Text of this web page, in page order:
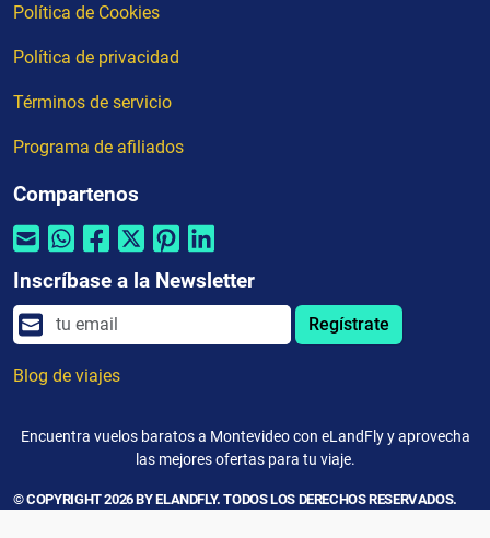
Política de Cookies
Política de privacidad
Términos de servicio
Programa de afiliados
Compartenos
Inscríbase a la Newsletter
Regístrate
Blog de viajes
Encuentra vuelos baratos a Montevideo con eLandFly y aprovecha
las mejores ofertas para tu viaje.
© COPYRIGHT 2026 BY ELANDFLY. TODOS LOS DERECHOS RESERVADOS.